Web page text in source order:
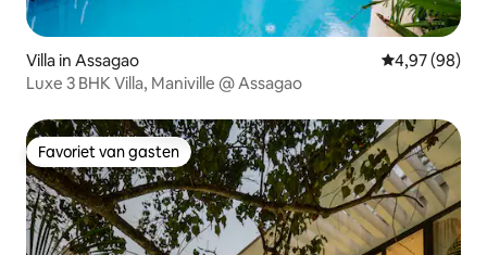
Villa in Assagao Gemiddelde
4,97 (98)
Luxe 3 BHK Villa, Maniville @ Assagao
Favoriet van gasten
Favoriet van gasten